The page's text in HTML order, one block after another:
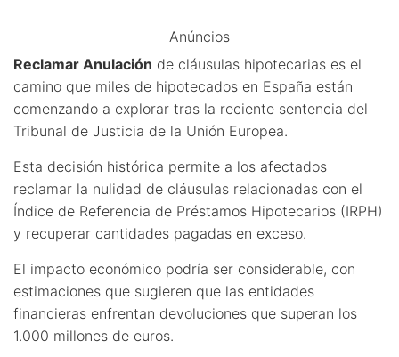
Anúncios
Reclamar Anulación de cláusulas hipotecarias es el
camino que miles de hipotecados en España están
comenzando a explorar tras la reciente sentencia del
Tribunal de Justicia de la Unión Europea.
Esta decisión histórica permite a los afectados
reclamar la nulidad de cláusulas relacionadas con el
Índice de Referencia de Préstamos Hipotecarios (IRPH)
y recuperar cantidades pagadas en exceso.
El impacto económico podría ser considerable, con
estimaciones que sugieren que las entidades
financieras enfrentan devoluciones que superan los
1.000 millones de euros.